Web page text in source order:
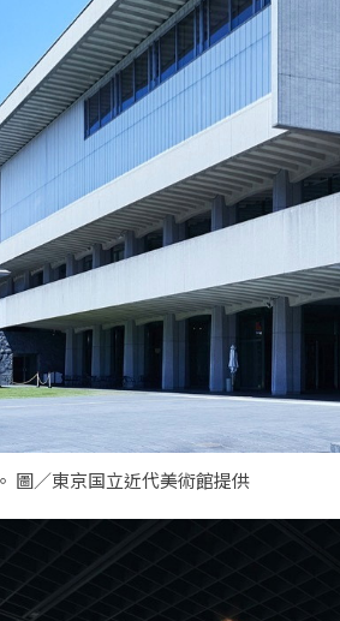
圖／東京国立近代美術館提供